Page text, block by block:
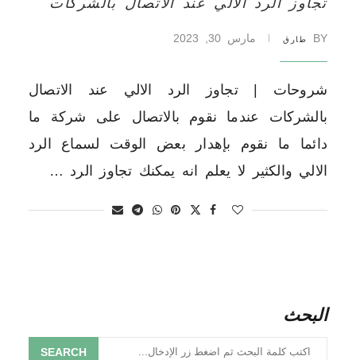
BY طارق مارس 30, 2023
شروحات | تجاوز الرد الالي عند الاتصال
بالشركات عندما نقوم بالاتصال على شركة ما
دائما ما نقوم بإهدار بعض الوقت لسماع الرد
الالي والكثير لا يعلم انه يمكنك تجاوز الرد …
البحث
SEARCH